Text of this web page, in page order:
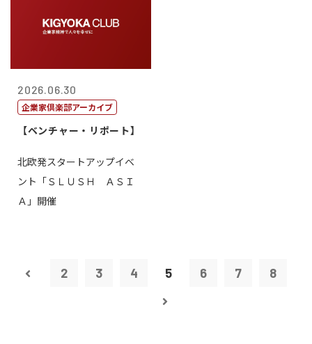
2026.06.30
企業家倶楽部アーカイブ
【ベンチャー・リポート】
北欧発スタートアップイベ
ント「ＳＬＵＳＨ ＡＳＩ
Ａ」開催
2 3 4 5 6 7 8